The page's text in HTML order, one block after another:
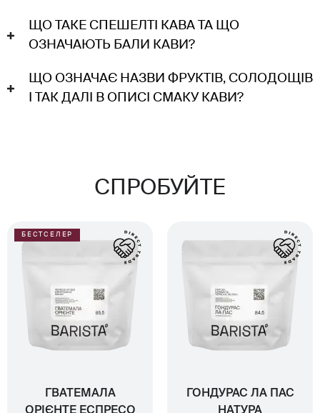
ЩО ТАКЕ СПЕШЕЛТІ КАВА ТА ЩО
ОЗНАЧАЮТЬ БАЛИ КАВИ?
ЩО ОЗНАЧАЄ НАЗВИ ФРУКТІВ, СОЛОДОЩІВ
І ТАК ДАЛІ В ОПИСІ СМАКУ КАВИ?
СПРОБУЙТЕ
БЕСТСЕЛЕР
ГВАТЕМАЛА
ОРІЄНТЕ ЕСПРЕСО
ГОНДУРАС ЛА ПАС
НАТУРА